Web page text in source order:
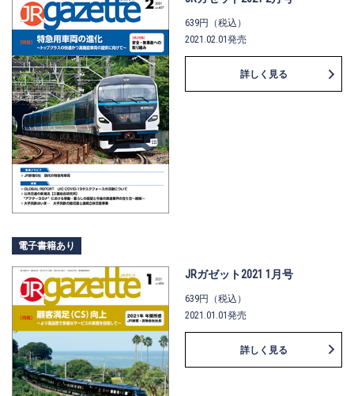
639円（税込）
2021.02.01発売
詳しく見る
電子書籍あり
JRガゼット2021 1月号
639円（税込）
2021.01.01発売
詳しく見る